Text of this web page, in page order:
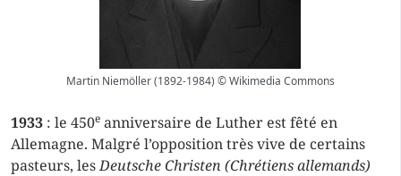
Martin Niemöller (1892-1984) © Wikimedia Commons
1933 : le 450e anniversaire de Luther est fêté en
Allemagne. Malgré l’opposition très vive de certains
pasteurs, lesDeutsche Christen (Chrétiens allemands)